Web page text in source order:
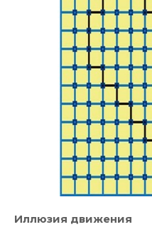
Иллюзия движения